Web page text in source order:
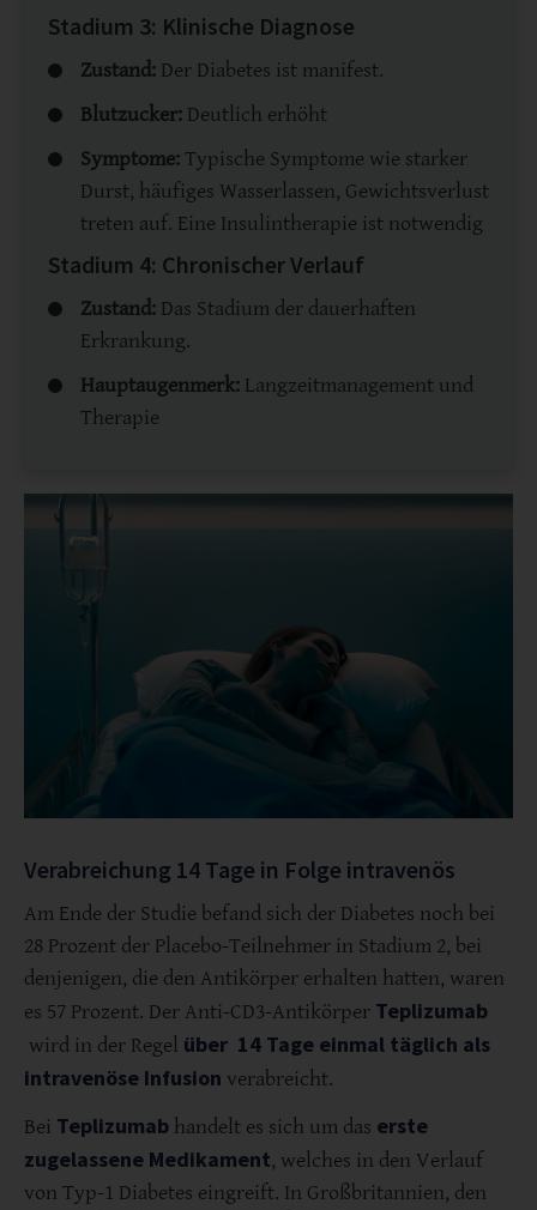
Stadium 3: Klinische Diagnose
Zustand: Der Diabetes ist manifest.
Blutzucker: Deutlich erhöht
Symptome:Typische Symptome wie starker
Durst, häufiges Wasserlassen, Gewichtsverlust
treten auf. Eine Insulintherapie ist notwendig
Stadium 4: Chronischer Verlauf
Zustand: Das Stadium der dauerhaften
Erkrankung.
Hauptaugenmerk: Langzeitmanagement und
Therapie
Verabreichung 14 Tage in Folge intravenös
Am Ende der Studie befand sich der Diabetes noch bei
28 Prozent der Placebo-Teilnehmer in Stadium 2, bei
denjenigen, die den Antikörper erhalten hatten, waren
es 57 Prozent. Der Anti-CD3-Antikörper Teplizumab
wird in der Regel über 14 Tage einmal täglich als
intravenöse Infusion verabreicht.
Bei Teplizumab handelt es sich um das erste
zugelassene Medikament, welches in den Verlauf
von Typ-1 Diabetes eingreift. In Großbritannien, den